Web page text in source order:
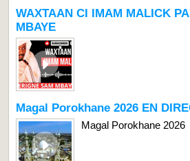
WAXTAAN CI IMAM MALICK
MBAYE
Magal Porokhane 2026 EN
Magal Porokhane 2026